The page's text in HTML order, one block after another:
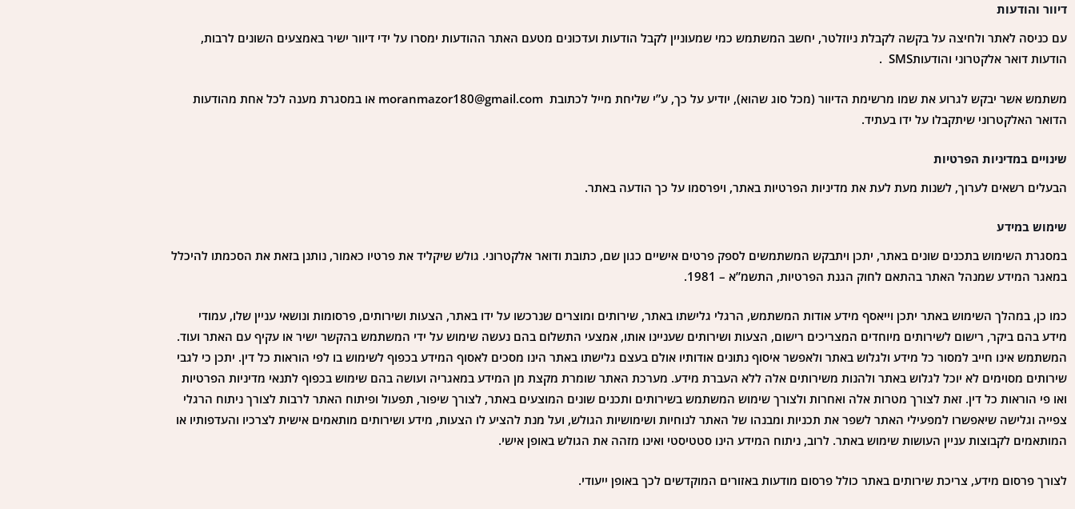
דיוור והודעות
עם כניסה לאתר ולחיצה על בקשה לקבלת ניוזלטר, יחשב המשתמש כמי שמעוניין לקבל הודעות ועדכונים מטעם האתר ההודעות ימסרו על ידי דיוור ישיר באמצעים השונים לרבות,
הודעות דואר אלקטרוני והודעותSMS .
משתמש אשר יבקש לגרוע את שמו מרשימת הדיוור (מכל סוג שהוא), יודיע על כך, ע”י שליחת מייל לכתובת moranmazor180@gmail.com או במסגרת מענה לכל אחת מהודעות
הדואר האלקטרוני שיתקבלו על ידו בעתיד.
שינויים במדיניות הפרטיות
הבעלים רשאים לערוך, לשנות מעת לעת את מדיניות הפרטיות באתר, ויפרסמו על כך הודעה באתר.
שימוש במידע
במסגרת השימוש בתכנים שונים באתר, יתכן ויתבקש המשתמשים לספק פרטים אישיים כגון שם, כתובת ודואר אלקטרוני. גולש שיקליד את פרטיו כאמור, נותנן בזאת את הסכמתו להיכלל
במאגר המידע שמנהל האתר בהתאם לחוק הגנת הפרטיות, התשמ”א – 1981.
כמו כן, במהלך השימוש באתר יתכן וייאסף מידע אודות המשתמש, הרגלי גלישתו באתר, שירותים ומוצרים שנרכשו על ידו באתר, הצעות ושירותים, פרסומות ונושאי עניין שלו, עמודי
מידע בהם ביקר, רישום לשירותים מיוחדים המצריכים רישום, הצעות ושירותים שעניינו אותו, אמצעי התשלום בהם נעשה שימוש על ידי המשתמש בהקשר ישיר או עקיף עם האתר ועוד.
המשתמש אינו חייב למסור כל מידע ולגלוש באתר ולאפשר איסוף נתונים אודותיו אולם בעצם גלישתו באתר הינו מסכים לאסוף המידע בכפוף לשימוש בו לפי הוראות כל דין. יתכן כי לגבי
שירותים מסוימים לא יוכל לגלוש באתר ולהנות משירותים אלה ללא העברת מידע. מערכת האתר שומרת מקצת מן המידע במאגריה ועושה בהם שימוש בכפוף לתנאי מדיניות הפרטיות
ואו פי הוראות כל דין. זאת לצורך מטרות אלה ואחרות ולצורך שימוש המשתמש בשירותים ותכנים שונים המוצעים באתר, לצורך שיפור, תפעול ופיתוח האתר לרבות לצורך ניתוח הרגלי
צפייה וגלישה שיאפשרו למפעילי האתר לשפר את תכניות ומבנהו של האתר לנוחיות ושימושיות הגולש, ועל מנת להציע לו הצעות, מידע ושירותים מותאמים אישית לצרכיו והעדפותיו או
המותאמים לקבוצות עניין העושות שימוש באתר. לרוב, ניתוח המידע הינו סטטיסטי ואינו מזהה את הגולש באופן אישי.
לצורך פרסום מידע, צריכת שירותים באתר כולל פרסום מודעות באזורים המוקדשים לכך באופן ייעודי.